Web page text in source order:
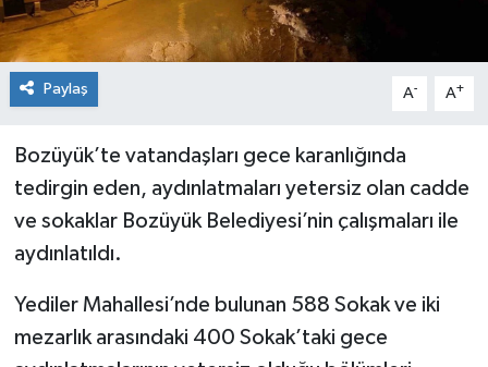
Paylaş A- A+
Bozüyük’te vatandaşları gece karanlığında
tedirgin eden, aydınlatmaları yetersiz olan cadde
ve sokaklar Bozüyük Belediyesi’nin çalışmaları ile
aydınlatıldı.
Yediler Mahallesi’nde bulunan 588 Sokak ve iki
mezarlık arasındaki 400 Sokak’taki gece